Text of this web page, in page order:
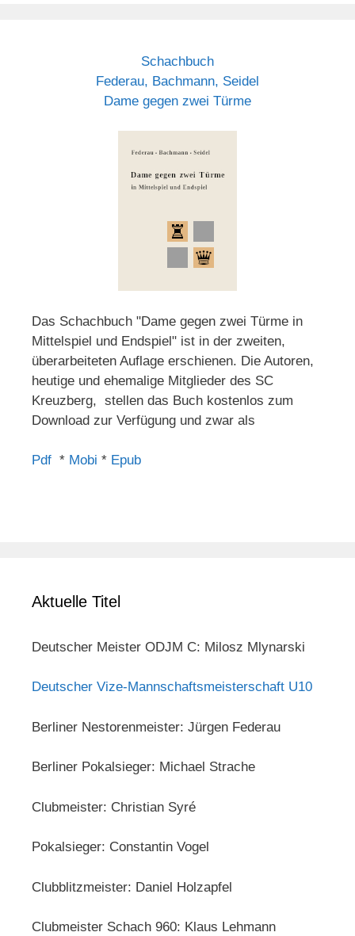
Schachbuch
Federau, Bachmann, Seidel
Dame gegen zwei Türme
Das Schachbuch "Dame gegen zwei Türme in
Mittelspiel und Endspiel" ist in der zweiten,
überarbeiteten Auflage erschienen. Die Autoren,
heutige und ehemalige Mitglieder des SC
Kreuzberg, stellen das Buch kostenlos zum
Download zur Verfügung und zwar als
Pdf * Mobi * Epub
Aktuelle Titel
Deutscher Meister ODJM C: Milosz Mlynarski
Deutscher Vize-Mannschaftsmeisterschaft U10
Berliner Nestorenmeister: Jürgen Federau
Berliner Pokalsieger: Michael Strache
Clubmeister: Christian Syré
Pokalsieger: Constantin Vogel
Clubblitzmeister: Daniel Holzapfel
Clubmeister Schach 960: Klaus Lehmann